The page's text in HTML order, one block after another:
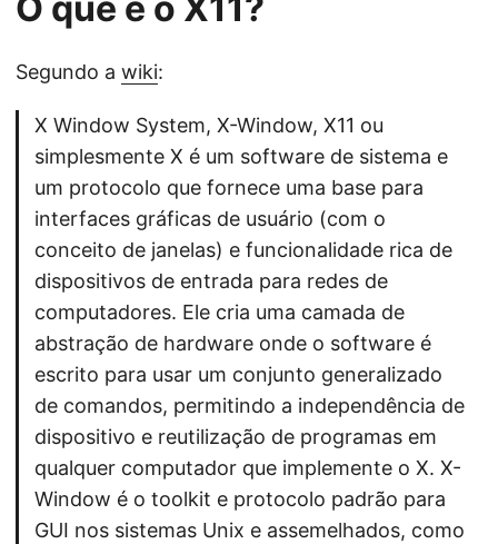
O que é o X11?
Segundo a wiki:
X Window System, X-Window, X11 ou
simplesmente X é um software de sistema e
um protocolo que fornece uma base para
interfaces gráficas de usuário (com o
conceito de janelas) e funcionalidade rica de
dispositivos de entrada para redes de
computadores. Ele cria uma camada de
abstração de hardware onde o software é
escrito para usar um conjunto generalizado
de comandos, permitindo a independência de
dispositivo e reutilização de programas em
qualquer computador que implemente o X. X-
Window é o toolkit e protocolo padrão para
GUI nos sistemas Unix e assemelhados, como